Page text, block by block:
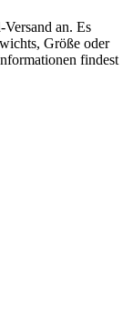
an. Es
Größe oder
findest